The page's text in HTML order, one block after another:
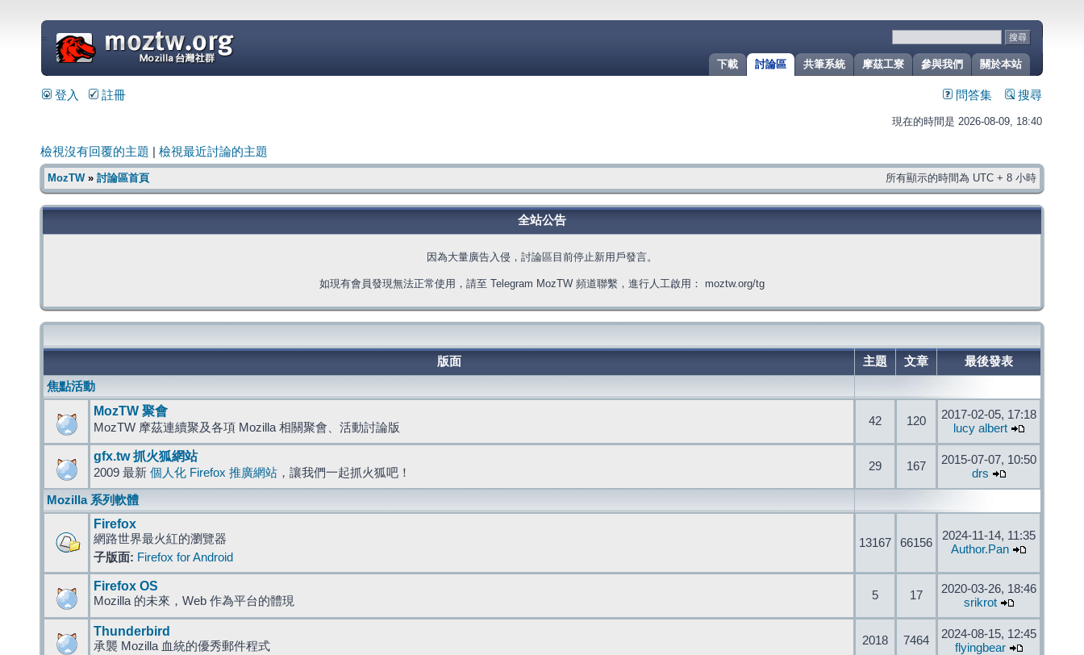
關於本站
參與我們
摩茲工寮
共筆系統
討論區
下載
=
登入 註冊 問答集 搜尋
現在的時間是 2026-08-09, 18:40
檢視沒有回覆的主題 檢視最近討論的主題
MozTW» 討論區首頁 所有顯示的時間為 UTC + 8 小時
全站公告
因為大量廣告入侵，討論區目前停止新用戶發言。
如現有會員發現無法正常使用，請至 Telegram MozTW 頻道聯繫，進行人工啟用： moztw.org/tg
版面 主題 文章
最後發表
焦點活動
MozTW 聚會
MozTW 摩茲連續聚及各項 Mozilla 相關聚會、活動討論版 42 120
2017-02-05, 17:18
lucy albert
gfx.tw 抓火狐網站
2009 最新 個人化 Firefox 推廣網站 ，讓我們一起抓火狐吧！ 29 167
2015-07-07, 10:50
drs
Mozilla 系列軟體
Firefox
網路世界最火紅的瀏覽器
子版面: Firefox for Android
13167 66156
2024-11-14, 11:35
Author.Pan
Firefox OS
Mozilla 的未來，Web 作為平台的體現 5 17
2020-03-26, 18:46
srikrot
Thunderbird
承襲 Mozilla 血統的優秀郵件程式 2018 7464
2024-08-15, 12:45
flyingbear